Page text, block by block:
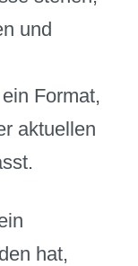
und
Format,
aktuellen
hat,